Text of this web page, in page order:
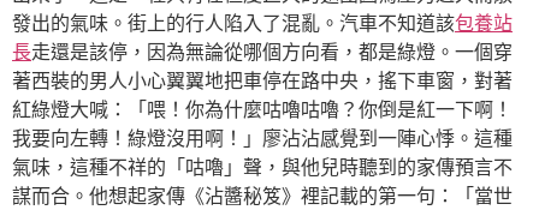
發出的氣味。街上的行人陷入了混亂。汽車不知道該包養站
長走還是該停，因為無論從哪個方向看，都是綠燈。一個穿
著西裝的男人小心翼翼地把車停在路中央，搖下車窗，對著
紅綠燈大喊：「喂！你為什麼咕嚕咕嚕？你倒是紅一下啊！
我要向左轉！綠燈沒用啊！」廖沾沾感覺到一陣心悸。這種
氣味，這種不祥的「咕嚕」聲，與他兒時聽到的家傳預言不
謀而合。他想起家傳《沾醬秘笈》裡記載的第一句：「當世